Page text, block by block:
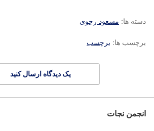
دسته ها: مسعود رجوی
برچسب ها: برچسب
یک دیدگاه ارسال کنید
انجمن نجات